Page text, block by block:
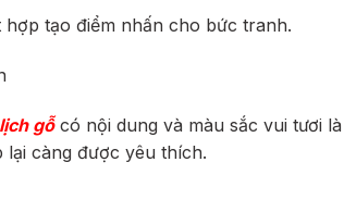
tạo điểm nhấn cho bức tranh.
gỗcó nội dung và màu sắc vui tươi
càng được yêu thích.